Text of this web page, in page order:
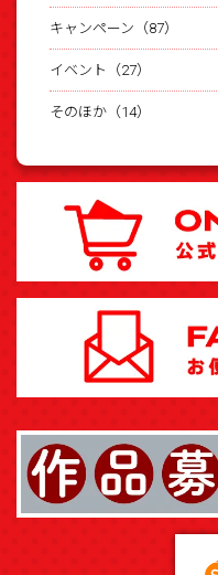
キャンペーン（87）
イベント（27）
そのほか（14）